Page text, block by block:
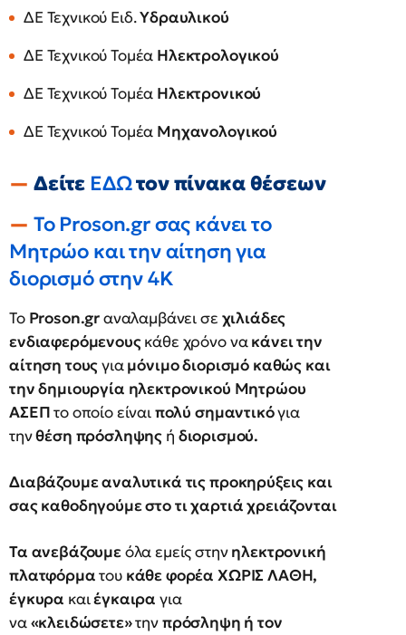
ΔΕ Τεχνικού Ειδ.Υδραυλικού
ΔΕ Τεχνικού Τομέα Ηλεκτρολογικού
ΔΕ Τεχνικού Τομέα Ηλεκτρονικού
ΔΕ Τεχνικού Τομέα Μηχανολογικού
Δείτε ΕΔΩτον πίνακα θέσεων
To Proson.gr σας κάνει το
Μητρώο και την αίτηση για
διορισμό στην 4Κ
ΤοProson.grαναλαμβάνει σε χιλιάδες
ενδιαφερόμενουςκάθε χρόνο νακάνει την
αίτηση τουςγιαμόνιμο διορισμό καθώς και
την δημιουργία ηλεκτρονικού Μητρώου
ΑΣΕΠτο οποίο είναιπολύ σημαντικόγια
τηνθέση πρόσληψης ή διορισμού.
Διαβάζουμε αναλυτικά τις προκηρύξεις και
σας καθοδηγούμε στο τι χαρτιά χρειάζονται
Τα ανεβάζουμεόλα εμείς στηνηλεκτρονική
πλατφόρματουκάθε φορέα ΧΩΡΙΣ ΛΑΘΗ,
έγκυρα καιέγκαιρα για
να«κλειδώσετε»τηνπρόσληψη ή τον